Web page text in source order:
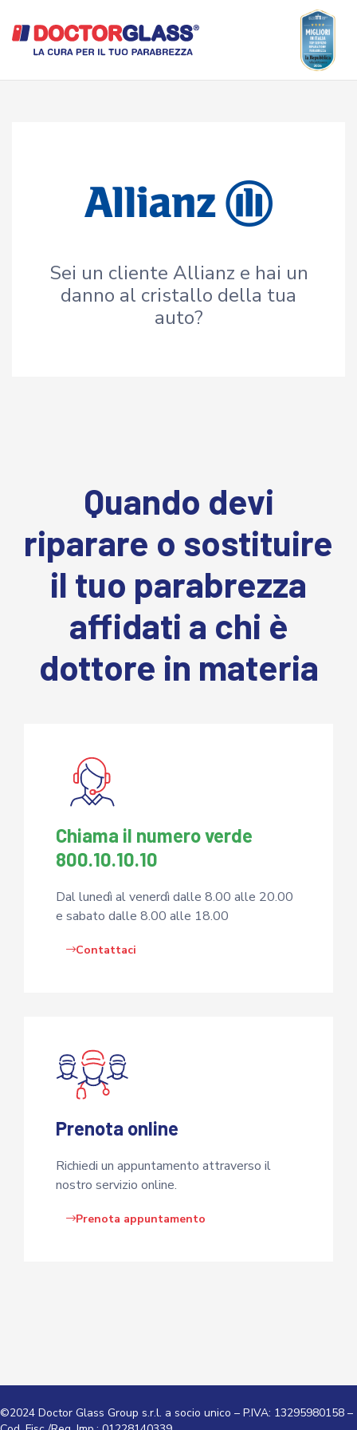
Sei un cliente Allianz e hai un
danno al cristallo della tua
auto?
Quando devi
riparare o sostituire
il tuo parabrezza
affidati a chi è
dottore in materia
Chiama il numero verde
800.10.10.10
Dal lunedì al venerdì dalle 8.00 alle 20.00
e sabato dalle 8.00 alle 18.00
Contattaci
Prenota online
Richiedi un appuntamento attraverso il
nostro servizio online.
Prenota appuntamento
©2024 Doctor Glass Group s.r.l. a socio unico – P.IVA: 13295980158 –